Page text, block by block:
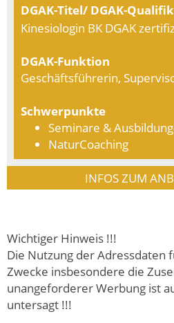
DGAK-Titel/ DGAK-
Kinesiologin BK DGAK
DGAK-Funktion
Geschäftsführerin,
Schwerpunkte
Seminare &
NaturCoaching
INFOS ZUM
Wichtiger Hinweis !!!
Die Nutzung der Adressdaten
Zwecke insbesondere die
unangeforderer Werbung ist
untersagt !!!